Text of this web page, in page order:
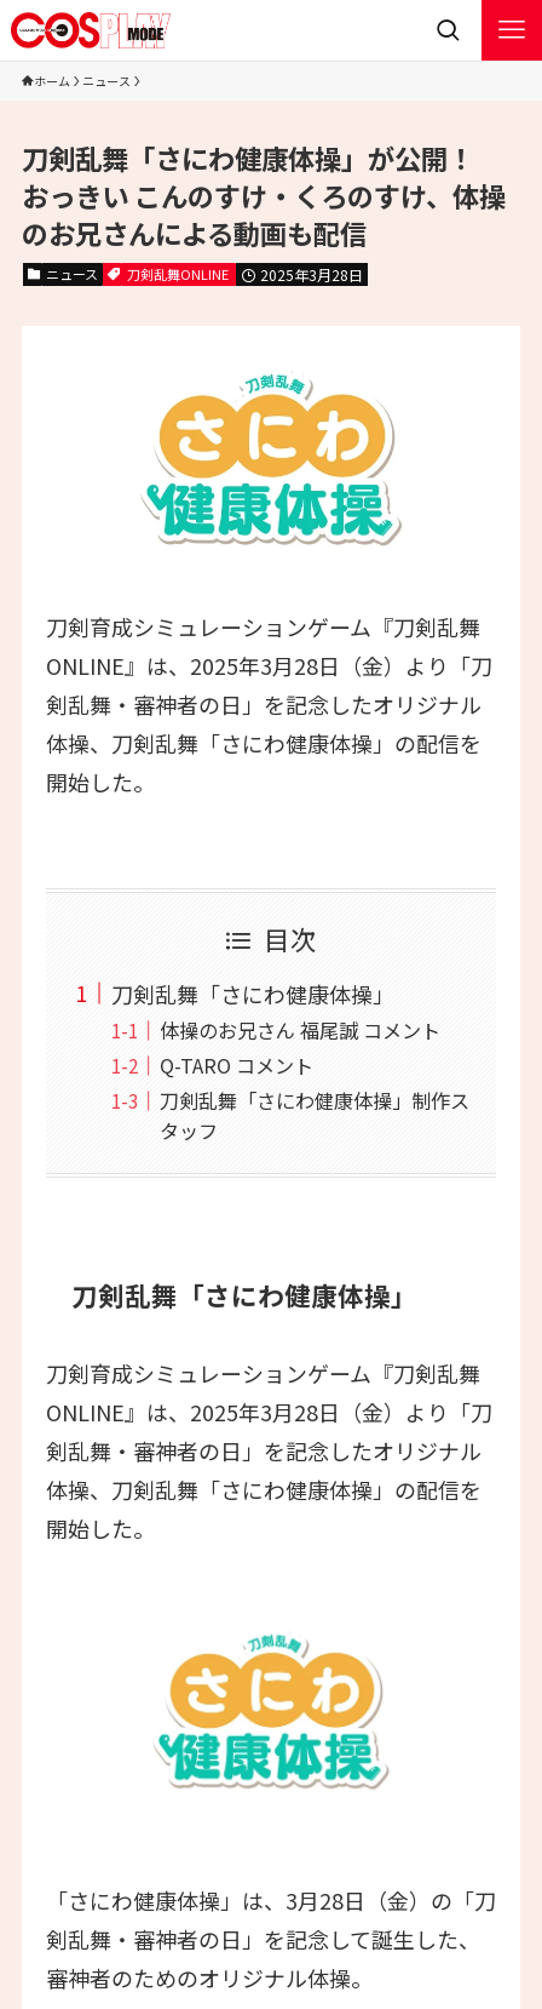
ホーム ニュース
刀剣乱舞「さにわ健康体操」が公開！
おっきい こんのすけ・くろのすけ、体操
のお兄さんによる動画も配信
ニュース 刀剣乱舞ONLINE 2025年3月28日
刀剣育成シミュレーションゲーム『刀剣乱舞
ONLINE』は、2025年3月28日（金）より「刀
剣乱舞・審神者の日」を記念したオリジナル
体操、刀剣乱舞「さにわ健康体操」の配信を
開始した。
目次
刀剣乱舞「さにわ健康体操」
体操のお兄さん 福尾誠 コメント
Q-TARO コメント
刀剣乱舞「さにわ健康体操」制作ス
タッフ
刀剣乱舞「さにわ健康体操」
刀剣育成シミュレーションゲーム『刀剣乱舞
ONLINE』は、2025年3月28日（金）より「刀
剣乱舞・審神者の日」を記念したオリジナル
体操、刀剣乱舞「さにわ健康体操」の配信を
開始した。
「さにわ健康体操」は、3月28日（金）の「刀
剣乱舞・審神者の日」を記念して誕生した、
審神者のためのオリジナル体操。